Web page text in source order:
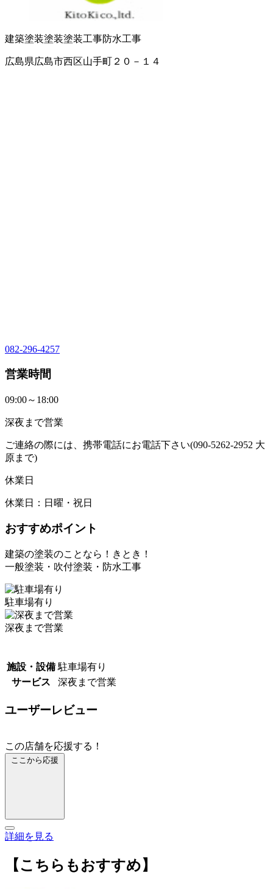
建築塗装塗装塗装工事防水工事
広島県広島市西区山手町２０－１４
082-296-4257
営業時間
09:00～18:00
深夜まで営業
ご連絡の際には、携帯電話にお電話下さい(090-5262-2952 大
原まで)
休業日
休業日：日曜・祝日
おすすめポイント
建築の塗装のことなら！きとき！
一般塗装・吹付塗装・防水工事
駐車場有り
深夜まで営業
施設・設備 駐車場有り
サービス
深夜まで営業
ユーザーレビュー
この店舗を応援する！
ここから応援
詳細を見る
【こちらもおすすめ】